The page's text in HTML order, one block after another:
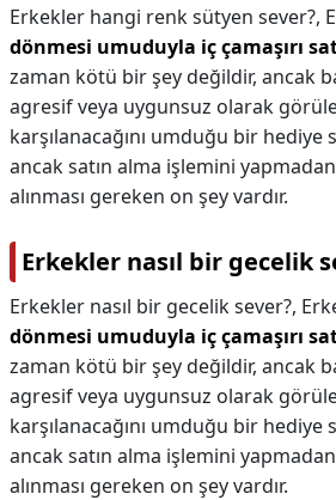
Erkekler hangi renk sütyen sever?,
dönmesi umuduyla iç çamaşırı
zaman kötü bir şey değildir, ancak
agresif veya uygunsuz olarak
karşılanacağını umduğu bir hediye
ancak satın alma işlemini
alınması gereken on şey vardır.
Erkekler nasıl bir gecelik
Erkekler nasıl bir gecelik sever?,
dönmesi umuduyla iç çamaşırı
zaman kötü bir şey değildir, ancak
agresif veya uygunsuz olarak
karşılanacağını umduğu bir hediye
ancak satın alma işlemini
alınması gereken on şey vardır.